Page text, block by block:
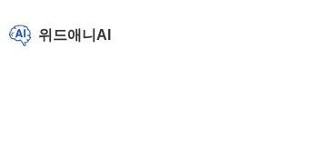
위드애니AI